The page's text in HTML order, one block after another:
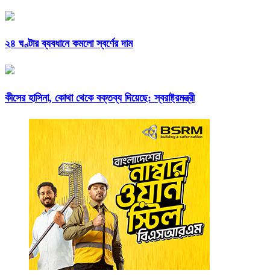
২৪ ঘণ্টার ব্যবধানে কমলো স্বর্ণের দাম
কীসের হাসিনা, কোথা থেকে বক্তব্য দিয়েছে: স্বরাষ্ট্রমন্ত্রী